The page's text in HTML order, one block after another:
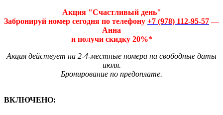
Акция "Счастливый день"
Забронируй номер сегодня по телефону +7 (978) 112-95-57—
Анна
и получи скидку 20%*
Акция действует на 2-4-местные номера на свободные даты
июля.
Бронирование по предоплате.
ВКЛЮЧЕНО: